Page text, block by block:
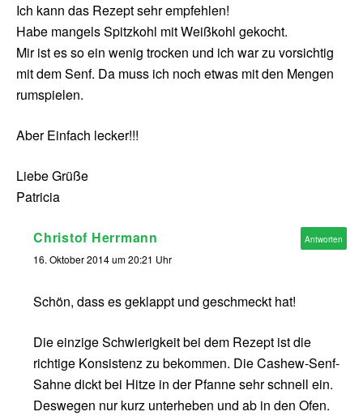
Ich kann das Rezept sehr empfehlen!
Habe mangels Spitzkohl mit Weißkohl gekocht.
Mir ist es so ein wenig trocken und ich war zu vorsichtig
mit dem Senf. Da muss ich noch etwas mit den Mengen
rumspielen.
Aber Einfach lecker!!!
Liebe Grüße
Patricia
Christof Herrmann
16. Oktober 2014 um 20:21 Uhr
Schön, dass es geklappt und geschmeckt hat!
Die einzige Schwierigkeit bei dem Rezept ist die
richtige Konsistenz zu bekommen. Die Cashew-Senf-
Sahne dickt bei Hitze in der Pfanne sehr schnell ein.
Deswegen nur kurz unterheben und ab in den Ofen.
Antworten